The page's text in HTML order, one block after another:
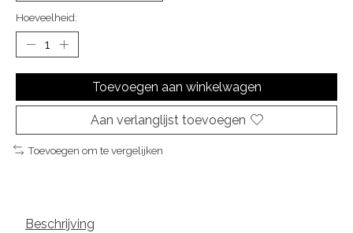
Hoeveelheid:
Toevoegen aan winkelwagen
Aan verlanglijst toevoegen
Toevoegen om te vergelijken
Beschrijving